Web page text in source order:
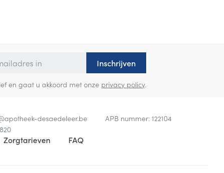
Inschrijven
en gaat u akkoord met onze privacy policy.
apotheek-desaedeleer.be APB nummer: 122104
Zorgtarieven FAQ